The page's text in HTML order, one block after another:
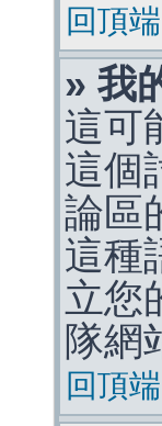
回頂端
» 我
這可
這個
論區
這種
立您
隊網
回頂端